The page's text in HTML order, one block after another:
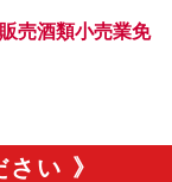
い 》